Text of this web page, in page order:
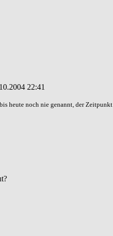
22:41
heute noch nie genannt, der